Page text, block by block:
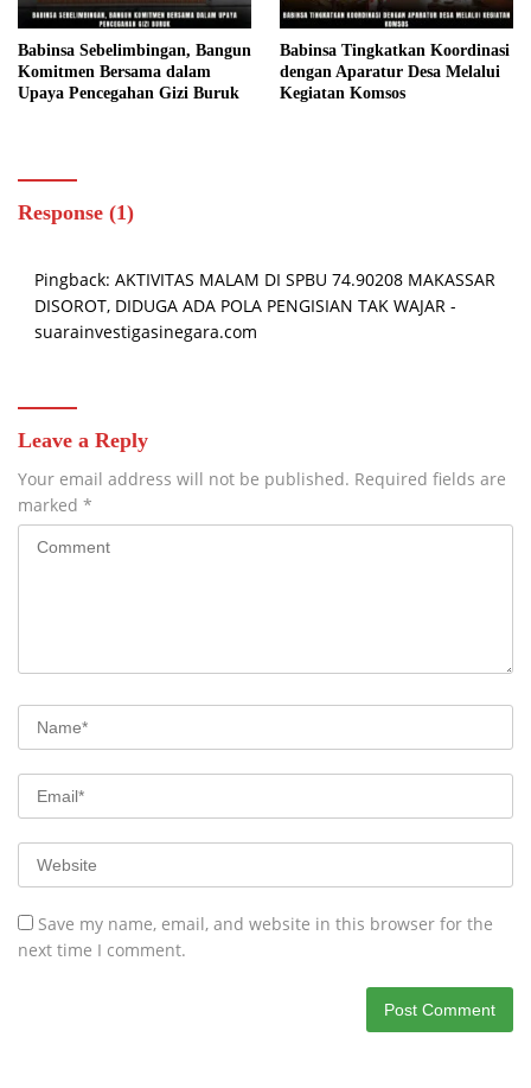
Babinsa Sebelimbingan, Bangun
Komitmen Bersama dalam
Upaya Pencegahan Gizi Buruk
Babinsa Tingkatkan Koordinasi
dengan Aparatur Desa Melalui
Kegiatan Komsos
Response (1)
Pingback: AKTIVITAS MALAM DI SPBU 74.90208 MAKASSAR
DISOROT, DIDUGA ADA POLA PENGISIAN TAK WAJAR -
suarainvestigasinegara.com
Leave a Reply
Your email address will not be published. Required fields are
marked *
Save my name, email, and website in this browser for the
next time I comment.